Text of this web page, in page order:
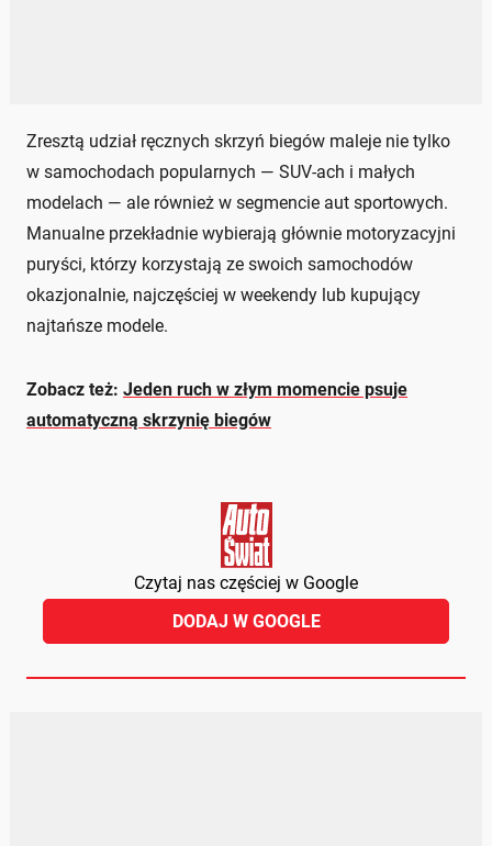
Zresztą udział ręcznych skrzyń biegów maleje nie tylko
w samochodach popularnych — SUV-ach i małych
modelach — ale również w segmencie aut sportowych.
Manualne przekładnie wybierają głównie motoryzacyjni
puryści, którzy korzystają ze swoich samochodów
okazjonalnie, najczęściej w weekendy lub kupujący
najtańsze modele.
Zobacz też: Jeden ruch w złym momencie psuje
automatyczną skrzynię biegów
Czytaj nas częściej w Google
DODAJ W GOOGLE